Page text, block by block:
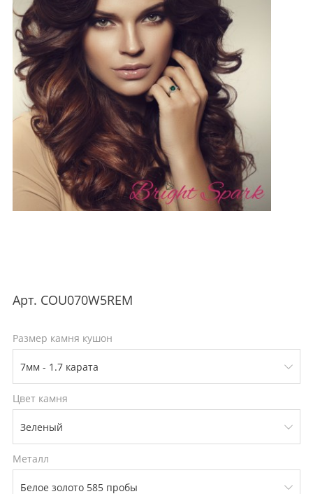
Арт. COU070W5REM
Размер камня кушон
Цвет камня
Металл